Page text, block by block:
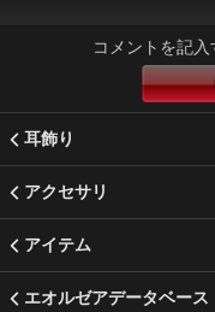
コメントを記入
耳飾り
アクセサリ
アイテム
エオルゼアデータベース